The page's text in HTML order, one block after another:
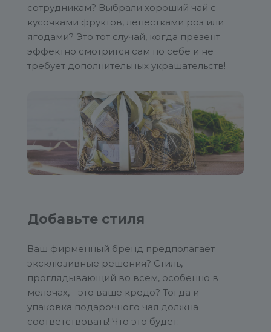
сотрудникам? Выбрали хороший чай с
кусочками фруктов, лепестками роз или
ягодами? Это тот случай, когда презент
эффектно смотрится сам по себе и не
требует дополнительных украшательств!
Добавьте стиля
Ваш фирменный бренд предполагает
эксклюзивные решения? Стиль,
проглядывающий во всем, особенно в
мелочах, - это ваше кредо? Тогда и
упаковка подарочного чая должна
соответствовать! Что это будет: